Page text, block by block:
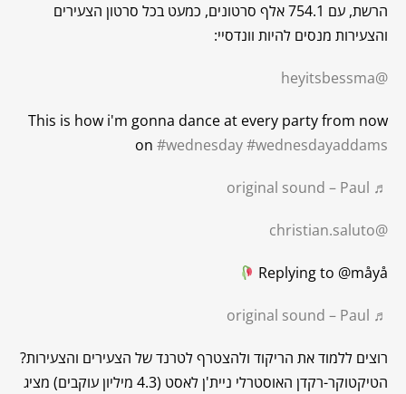
הרשת, עם 754.1 אלף סרטונים, כמעט בכל סרטון הצעירים
והצעירות מנסים להיות וונדסיי:
@heyitsbessma
This is how i'm gonna dance at every party from now
on #wednesday#wednesdayaddams
♬ original sound – Paul
@christian.saluto
Replying to @måyå
♬ original sound – Paul
רוצים ללמוד את הריקוד ולהצטרף לטרנד של הצעירים והצעירות?
הטיקטוקר-רקדן האוסטרלי ניית'ן לאסט (4.3 מיליון עוקבים) מציג